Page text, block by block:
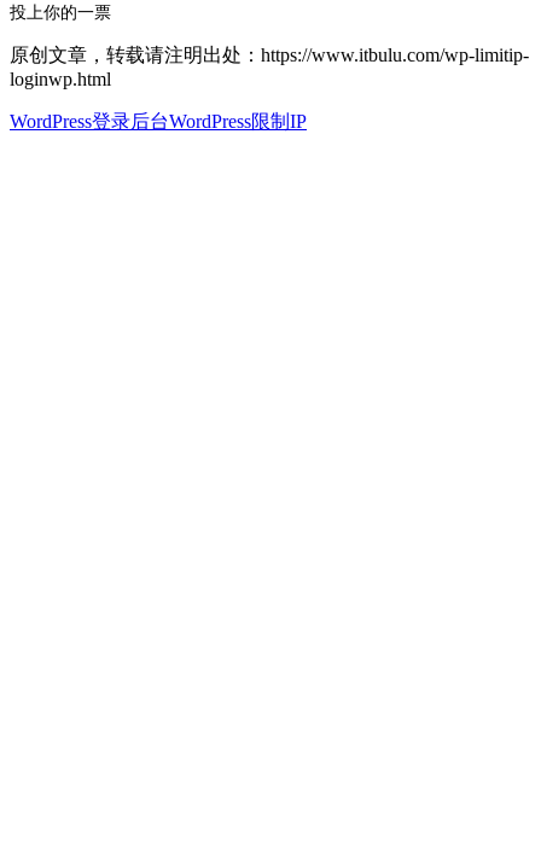
投上你的一票
原创文章，转载请注明出处：https://www.itbulu.com/wp-limitip-
loginwp.html
WordPress登录后台WordPress限制IP